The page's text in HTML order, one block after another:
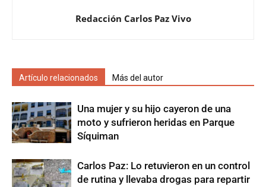
Redacción Carlos Paz Vivo
Artículo relacionados Más del autor
Una mujer y su hijo cayeron de una
moto y sufrieron heridas en Parque
Síquiman
Carlos Paz: Lo retuvieron en un control
de rutina y llevaba drogas para repartir